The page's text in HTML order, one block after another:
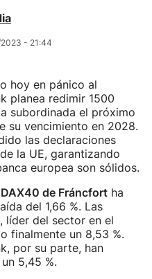
- 21:44
hoy en pánico al
planea redimir 1500
subordinada el próximo
su vencimiento en 2028.
las declaraciones
la UE, garantizando
europea son sólidos.
DAX40 de Fráncfort ha
del 1,66 %. Las
líder del sector en el
finalmente un 8,53 %.
por su parte, han
5,45 %.